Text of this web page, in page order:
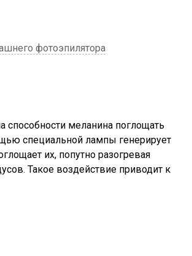
фотоэпилятора
способности меланина поглощать
специальной лампы генерирует
их, попутно разогревая
Такое воздействие приводит к